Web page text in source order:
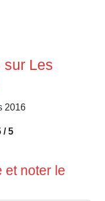
sur Les
2016
/ 5
et noter le